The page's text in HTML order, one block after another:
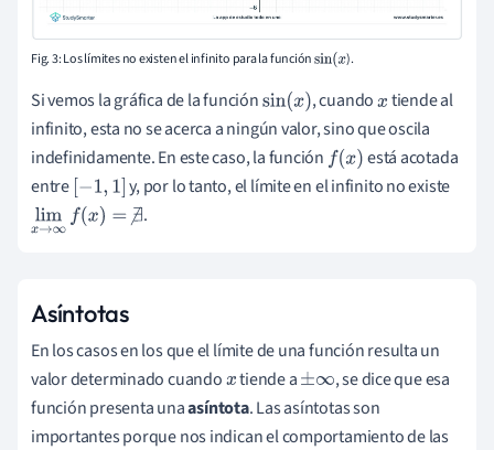
Fig. 3: Los límites no existen el infinito para la funciónsin(x ).
Si vemos la gráfica de la funciónsin(x) , cuandox tiende al
infinito, esta no se acerca a ningún valor, sino que oscila
indefinidamente. En este caso, la función f(x)
está acotada
entre −1,1 ]
y, por lo tanto, el límite en el infinito no existe
limx→∞f(x) =∄ .
Asíntotas
En los casos en los que el límite de una funciónresulta un
valor determinadocuandox tiende a±∞ , se dice que esa
función presenta unaasíntota. Las asíntotas son
importantes porque nos indican el comportamiento de las